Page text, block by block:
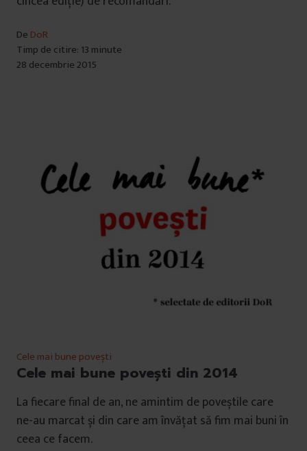
De DoR
Timp de citire: 13 minute
28 decembrie 2015
Cele mai bune povești
Cele mai bune povești din 2014
La fiecare final de an, ne amintim de poveștile care
ne-au marcat și din care am învățat să fim mai buni în
ceea ce facem.